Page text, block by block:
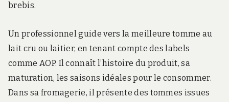
brebis.
Un professionnel guide vers la meilleure tomme au
lait cru ou laitier, en tenant compte des labels
comme AOP. Il connaît l’histoire du produit, sa
maturation, les saisons idéales pour le consommer.
Dans sa fromagerie, il présente des tommes issues